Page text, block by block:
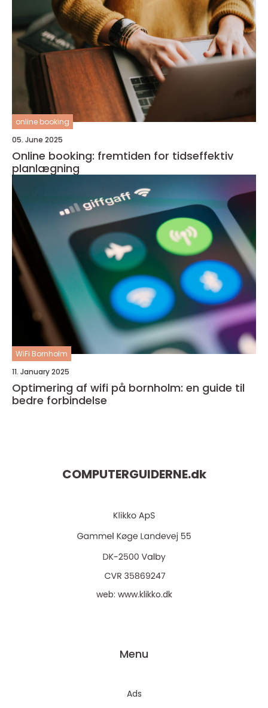
online booking
05. June 2025
Online booking: fremtiden for tidseffektiv
planlægning
WiFi Bornholm
11. January 2025
Optimering af wifi på bornholm: en guide til
bedre forbindelse
COMPUTERGUIDERNE.dk
web: www.klikko.dk
Menu
Ads